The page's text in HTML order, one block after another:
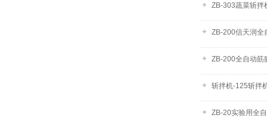
ZB-303蔬菜斩拌
ZB-200信天润全
ZB-200全自动筋
斩拌机-125斩拌
ZB-20实验用全